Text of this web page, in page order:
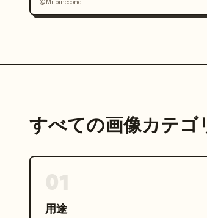
@Mr.pinecone
すべての画像カテゴ
用途